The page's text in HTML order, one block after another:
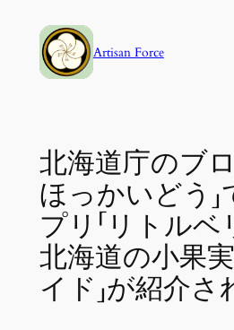
Artisan Force
北海道庁のブロ
ほっかいどう
プリ「リトル
北海道の小果
イド」が紹介